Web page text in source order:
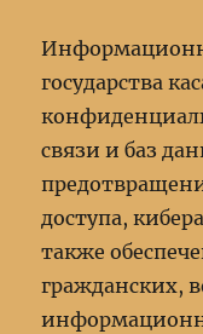
государства
связи и баз
доступа,
также
гражданских,